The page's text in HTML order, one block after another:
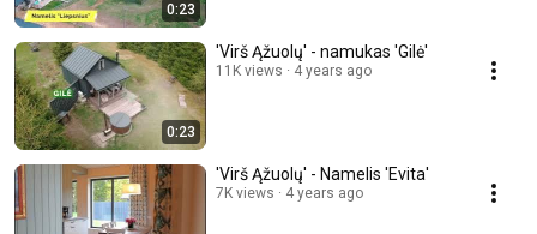
0:23
0:23
'Virš Ąžuolų' - namukas 'Gilė'
11K views 4 years ago
'Virš Ąžuolų' - Namelis 'Evita'
7K views 4 years ago